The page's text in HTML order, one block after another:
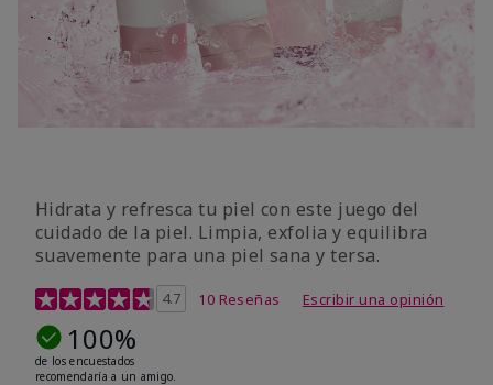
Hidrata y refresca tu piel con este juego del
cuidado de la piel. Limpia, exfolia y equilibra
suavemente para una piel sana y tersa.
Calificación de clientes de 5 de 5
4.7 10 Reseñas Escribir una opinión
100%
de los encuestados
recomendaría a un amigo.